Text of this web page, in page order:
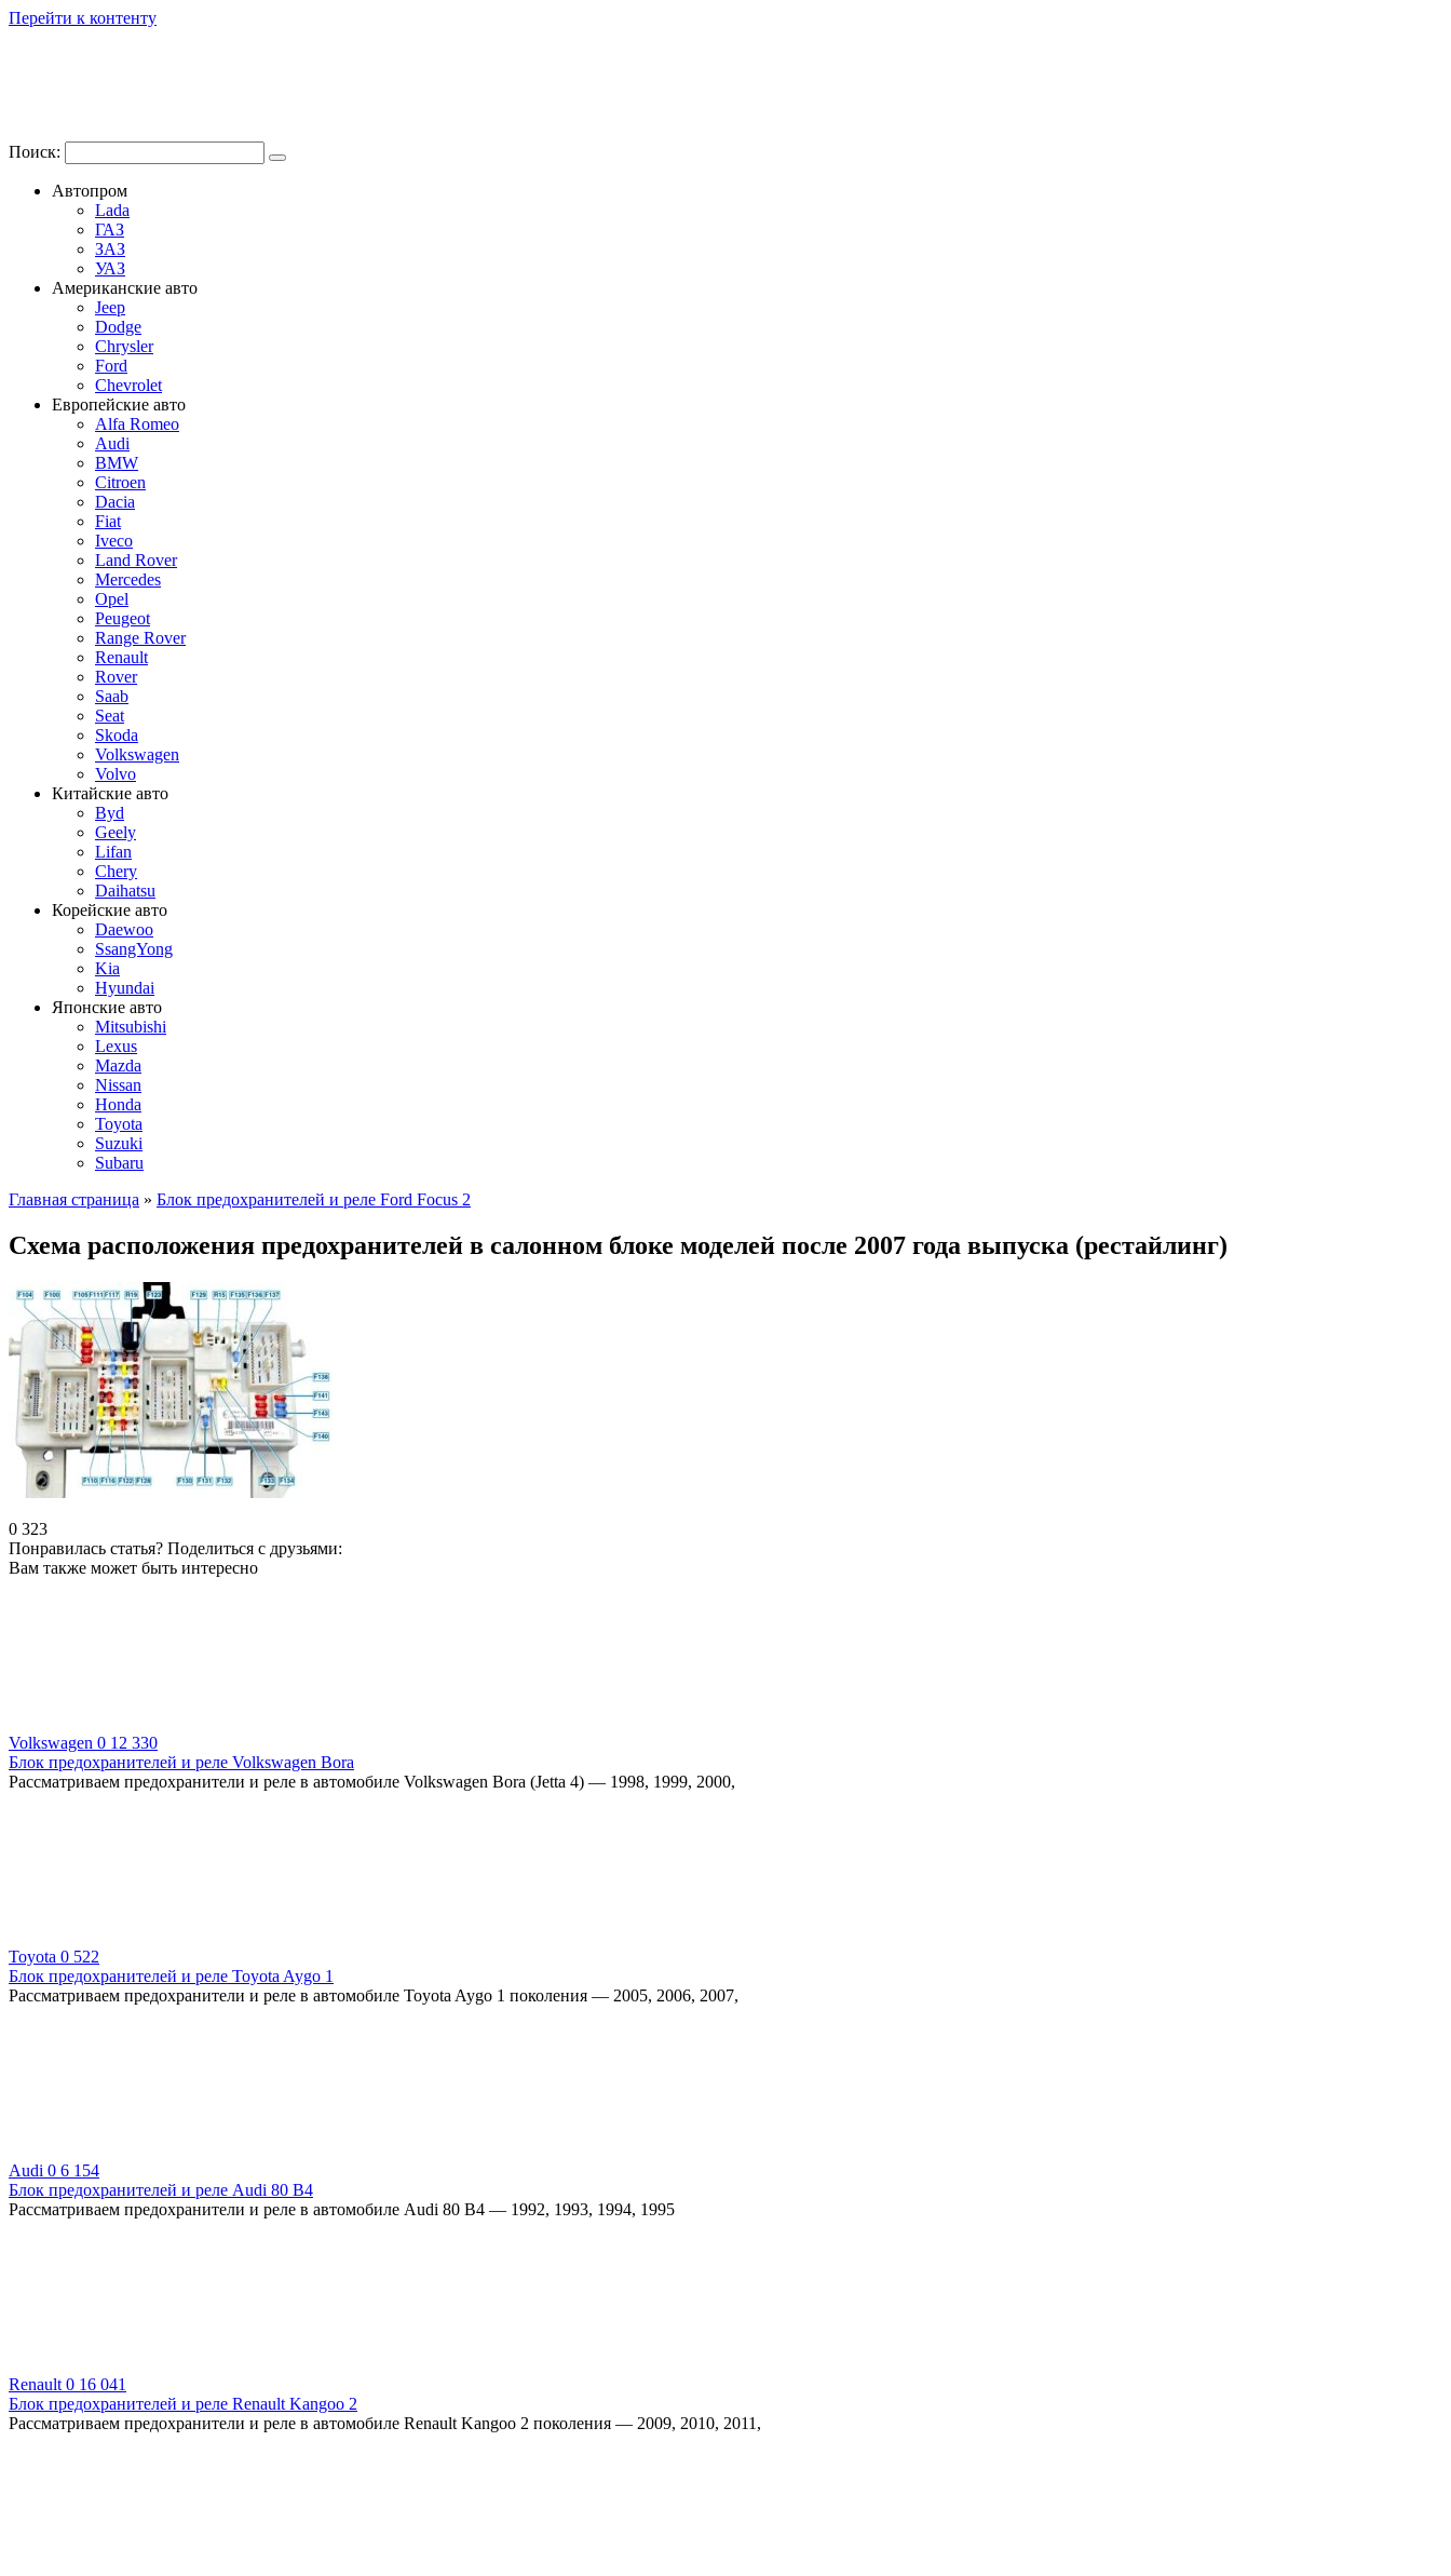
Перейти к контенту
Поиск:
Автопром
Lada
ГАЗ
ЗАЗ
УАЗ
Американские авто
Jeep
Dodge
Chrysler
Ford
Chevrolet
Европейские авто
Alfa Romeo
Audi
BMW
Citroen
Dacia
Fiat
Iveco
Land Rover
Mercedes
Opel
Peugeot
Range Rover
Renault
Rover
Saab
Seat
Skoda
Volkswagen
Volvo
Китайские авто
Byd
Geely
Lifan
Chery
Daihatsu
Корейские авто
Daewoo
SsangYong
Kia
Hyundai
Японские авто
Mitsubishi
Lexus
Mazda
Nissan
Honda
Toyota
Suzuki
Subaru
Главная страница » Блок предохранителей и реле Ford Focus 2
Схема расположения предохранителей в салонном блоке моделей после 2007 года выпуска (рестайлинг)
0 323
Понравилась статья? Поделиться с друзьями:
Вам также может быть интересно
Volkswagen 0 12 330
Блок предохранителей и реле Volkswagen Bora
Рассматриваем предохранители и реле в автомобиле Volkswagen Bora (Jetta 4) — 1998, 1999, 2000,
Toyota 0 522
Блок предохранителей и реле Toyota Aygo 1
Рассматриваем предохранители и реле в автомобиле Toyota Aygo 1 поколения — 2005, 2006, 2007,
Audi 0 6 154
Блок предохранителей и реле Audi 80 B4
Рассматриваем предохранители и реле в автомобиле Audi 80 B4 — 1992, 1993, 1994, 1995
Renault 0 16 041
Блок предохранителей и реле Renault Kangoo 2
Рассматриваем предохранители и реле в автомобиле Renault Kangoo 2 поколения — 2009, 2010, 2011,